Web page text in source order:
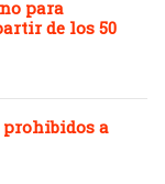
para
de los 50
prohibidos a